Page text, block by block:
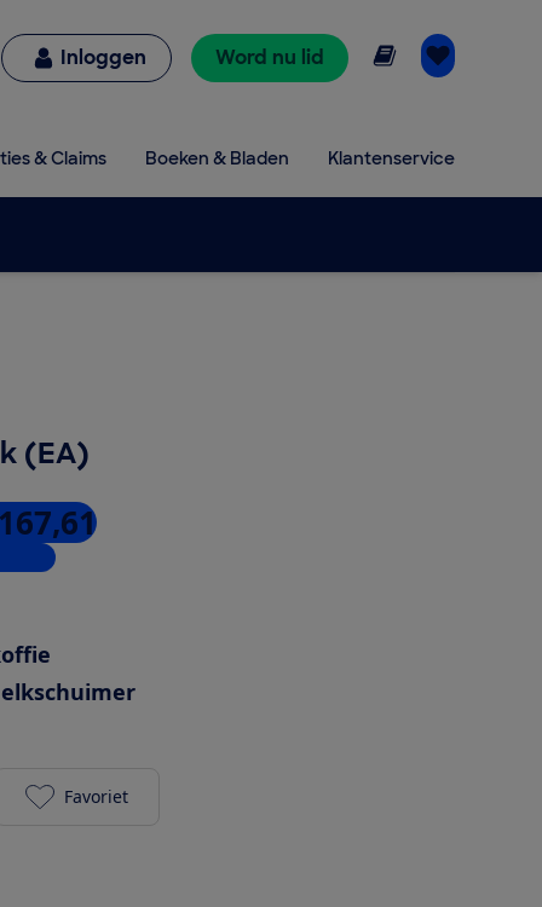
Inloggen Word nu lid Online lezen
& Claims Boeken & Bladen Klantenservice
(EA)
JURA ONO Coffee Black (EA) toevoegen aan je
Favoriet